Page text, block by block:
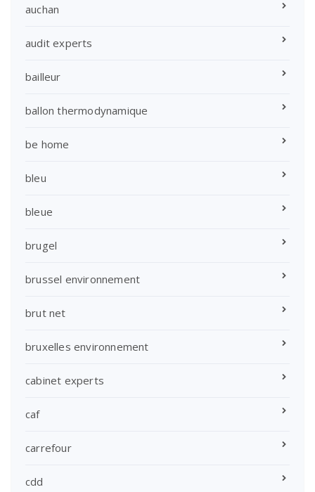
auchan
audit experts
bailleur
ballon thermodynamique
be home
bleu
bleue
brugel
brussel environnement
brut net
bruxelles environnement
cabinet experts
caf
carrefour
cdd